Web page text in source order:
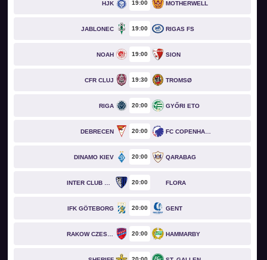
HJK 19 00 MOTHERWELL
JABLONEC 19 00 RIGAS FS
NOAH 19 00 SION
CFR CLUJ 19 30 TROMSØ
RIGA 20 00 GYŐRI ETO
DEBRECEN 20 00 FC COPENHAGEN
DINAMO KIEV 20 00 QARABAG
20 00 FLORA
IFK GÖTEBORG 20 00 GENT
RAKOW CZESTOCHOWA 20 00 HAMMARBY